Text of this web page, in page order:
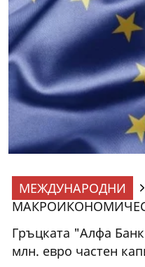
МЕЖДУНАРОДНИ
Гръцката "Алфа
млн. евро частен